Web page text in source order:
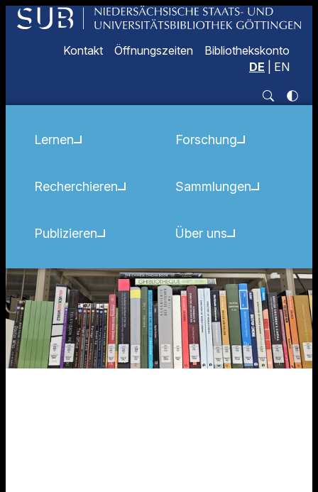
Kontakt Öffnungszeiten
Bibliothekskonto
DE
EN
Lernen
Recherchieren
Publizieren
Forschung
Sammlungen
Über uns